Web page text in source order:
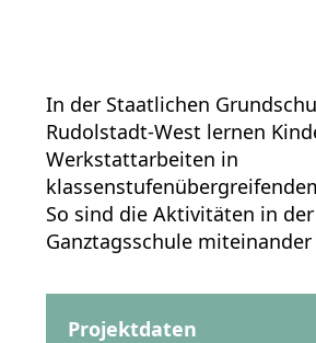
In der Staatlichen
Rudolstadt-West lernen
Werkstattarbeiten in
So sind die Aktivitäten in der
Ganztagsschule
Projektdaten